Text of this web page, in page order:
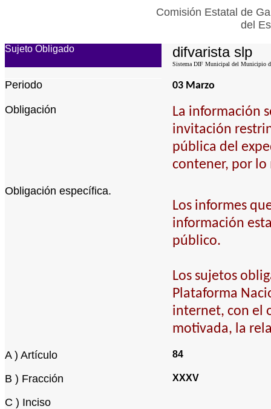
Comisión Estatal de
del
Sujeto Obligado difvarista slp
Sistema DIF Municipal del Municipio
Periodo 03 Marzo
Obligación
La información
invitación
pública del
contener, por lo
Obligación específica.
Los informes
información
público.
Los sujetos
Plataforma
internet, con el
motivada, la
A ) Artículo 84
B ) Fracción XXXV
C ) Inciso